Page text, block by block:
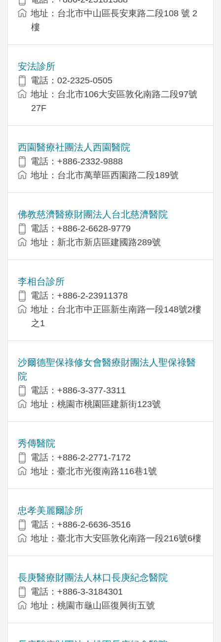
地址：台北市中山區長安東路二段108 號 2
樓
安法診所
電話：02-2325-0505
地址：台北市106大安區敦化南路二段97號
27F
西園醫療社團法人西園醫院
電話：+886-2332-9888
地址：台北市萬華區西園路二段189號
佛教慈濟醫療財團法人台北慈濟醫院
電話：+886-2-6628-9779
地址：新北市新店區建國路289號
李相台診所
電話：+886-2-23911378
地址：台北市中正區新生南路一段148號2樓
之1
沙爾德聖保祿修女會醫療財團法人聖保祿醫
院
電話：+886-3-377-3311
地址：桃園市桃園區建新街123號
秀傳醫院
電話：+886-2-2771-7172
地址：臺北市光復南路116巷1號
忠孝美麗爾診所
電話：+886-2-6636-3516
地址：臺北市大安區敦化南路一段216號6樓
長庚醫療財團法人林口長庚紀念醫院
電話：+886-3-3184301
地址：桃園市龜山區復興街五號